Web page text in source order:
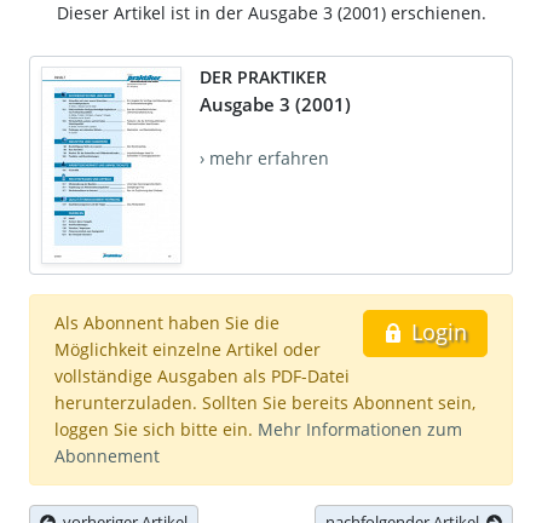
Dieser Artikel ist in der Ausgabe 3 (2001) erschienen.
DER PRAKTIKER
Ausgabe 3 (2001)
› mehr erfahren
Login
Als Abonnent haben Sie die
Möglichkeit einzelne Artikel oder
vollständige Ausgaben als PDF-Datei
herunterzuladen. Sollten Sie bereits Abonnent sein,
loggen Sie sich bitte ein. Mehr Informationen zum
Abonnement